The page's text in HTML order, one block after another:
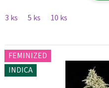
3 ks 5 ks 10 ks
FEMINIZED
INDICA